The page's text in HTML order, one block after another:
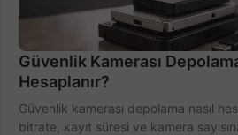
Güvenlik Kamerası
Hesaplanır?
Güvenlik kamerası depolama nasıl
bitrate, kayıt süresi ve kamera